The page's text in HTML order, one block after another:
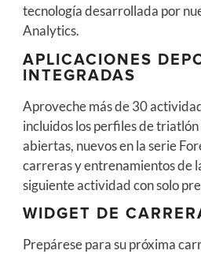
tecnología desarrollada por
Analytics.
APLICACIONES
INTEGRADAS
Aproveche más de 30
incluidos los perfiles de
abiertas, nuevos en la serie
carreras y entrenamientos de
siguiente actividad con solo
WIDGET DE
Prepárese para su próxima